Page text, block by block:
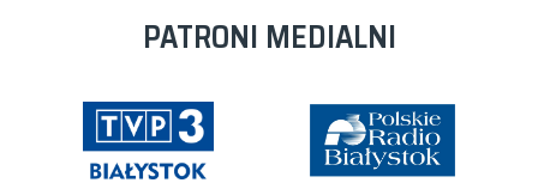
PATRONI MEDIALNI